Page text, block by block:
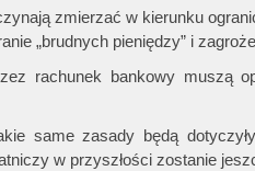
zmierzać w kierunku
„brudnych pieniędzy” i
rachunek bankowy muszą
same zasady będą
w przyszłości zostanie